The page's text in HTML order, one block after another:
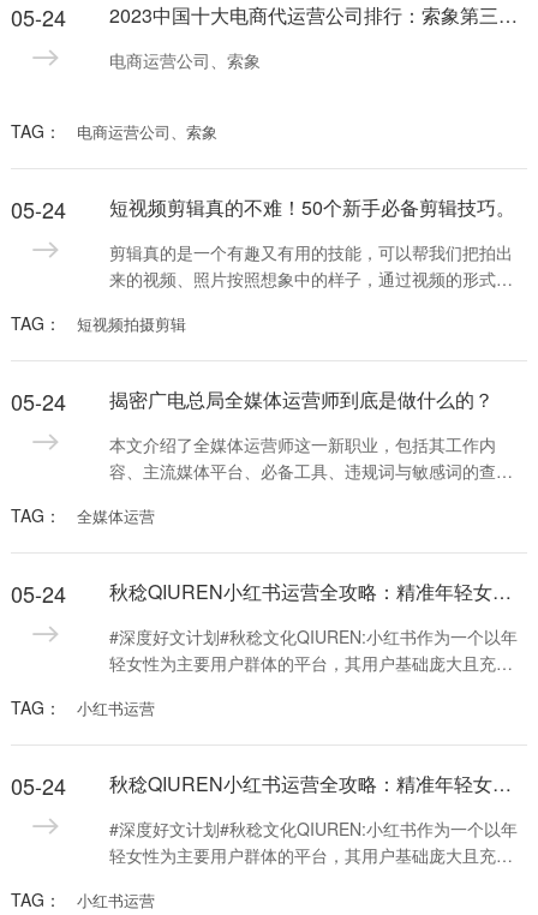
05-24 2023中国十大电商代运营公司排行：索象第三，前二名是？
电商运营公司、索象
TAG： 电商运营公司、索象
05-24 短视频剪辑真的不难！50个新手必备剪辑技巧。
剪辑真的是一个有趣又有用的技能，可以帮我们把拍出
来的视频、照片按照想象中的样子，通过视频的形式展
来越多的人着手做起剪辑，但对于新手来说，想要学会
视频剪辑不是一件简单的事情，需要掌握一定的方法和
技巧。那么，新手如何学习剪辑呢？50个剪辑技巧分享
给大家，如果感觉有帮助，点个“在看”，以免下次要用找
不到了。 对于新手来说，剪辑软件，我推荐【剪映】，
简单易上手好操作，能满足我们大部分剪辑需求，且内
TAG： 短视频拍摄剪辑
05-24 揭密广电总局全媒体运营师到底是做什么的？
本文介绍了全媒体运营师这一新职业，包括其工作内
容、主流媒体平台、必备工具、违规词与敏感词的查找
的重要性和优势，包括信息传播的多样性和全面性，以
及用户接收信息的便捷性和个性化。
TAG： 全媒体运营
05-24 秋稔QIUREN小红书运营全攻略：精准年轻女性，打造高质量内容
#深度好文计划#秋稔文化QIUREN:小红书作为一个以年
轻女性为主要用户群体的平台，其用户基础庞大且充满
TAG： 小红书运营
05-24 秋稔QIUREN小红书运营全攻略：精准年轻女性，打造高质量内容
#深度好文计划#秋稔文化QIUREN:小红书作为一个以年
轻女性为主要用户群体的平台，其用户基础庞大且充满
TAG： 小红书运营